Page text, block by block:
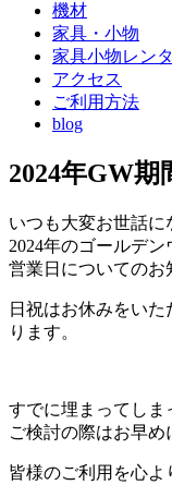
機材
家具・小物
家具小物レン
アクセス
ご利用方法
blog
2024年GW
いつも大変お世話に
2024年のゴールデ
営業日についてのお
日祝はお休みをい
ります。
すでに埋まってしま
ご検討の際はお早め
皆様のご利用を心よ